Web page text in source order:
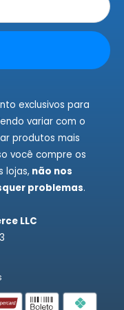
exclusivos para
variar com o
produtos mais
você compre os
lojas, não nos
problemas.
LLC